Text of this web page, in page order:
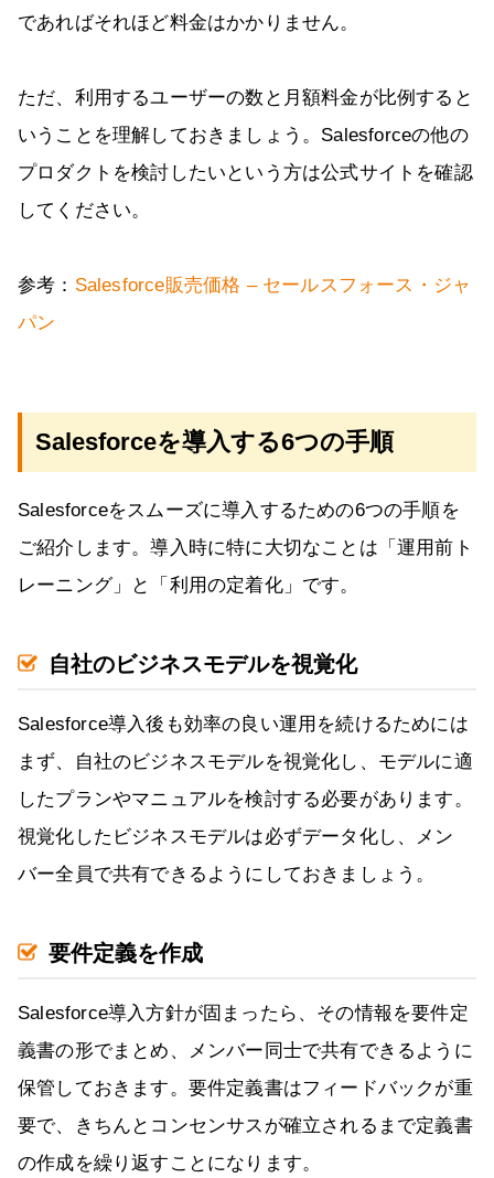
であればそれほど料金はかかりません。
ただ、利用するユーザーの数と月額料金が比例すると
いうことを理解しておきましょう。Salesforceの他の
プロダクトを検討したいという方は公式サイトを確認
してください。
参考： Salesforce販売価格 – セールスフォース・ジャ
パン
Salesforceを導入する6つの手順
Salesforceをスムーズに導入するための6つの手順を
ご紹介します。導入時に特に大切なことは「運用前ト
レーニング」と「利用の定着化」です。
自社のビジネスモデルを視覚化
Salesforce導入後も効率の良い運用を続けるためには
まず、自社のビジネスモデルを視覚化し、モデルに適
したプランやマニュアルを検討する必要があります。
視覚化したビジネスモデルは必ずデータ化し、メン
バー全員で共有できるようにしておきましょう。
要件定義を作成
Salesforce導入方針が固まったら、その情報を要件定
義書の形でまとめ、メンバー同士で共有できるように
保管しておきます。要件定義書はフィードバックが重
要で、きちんとコンセンサスが確立されるまで定義書
の作成を繰り返すことになります。